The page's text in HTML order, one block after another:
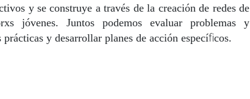
y se construye a través de la creación de redes de
jóvenes. Juntos podemos evaluar problemas y
y desarrollar planes de acción específicos.